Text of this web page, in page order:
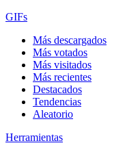
GIFs
Más descargados
Más votados
Más visitados
Más recientes
Destacados
Tendencias
Aleatorio
Herramientas